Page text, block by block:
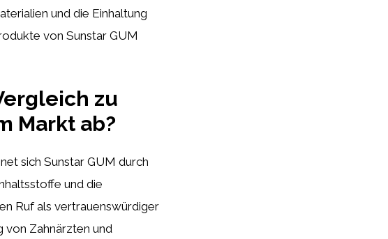
und die Einhaltung
von Sunstar GUM
zu
Markt ab?
sich Sunstar GUM durch
und die
Ruf als vertrauenswürdiger
von Zahnärzten und